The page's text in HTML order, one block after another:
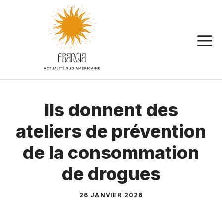
Ils donnent des
ateliers de prévention
de la consommation
de drogues
26 JANVIER 2026